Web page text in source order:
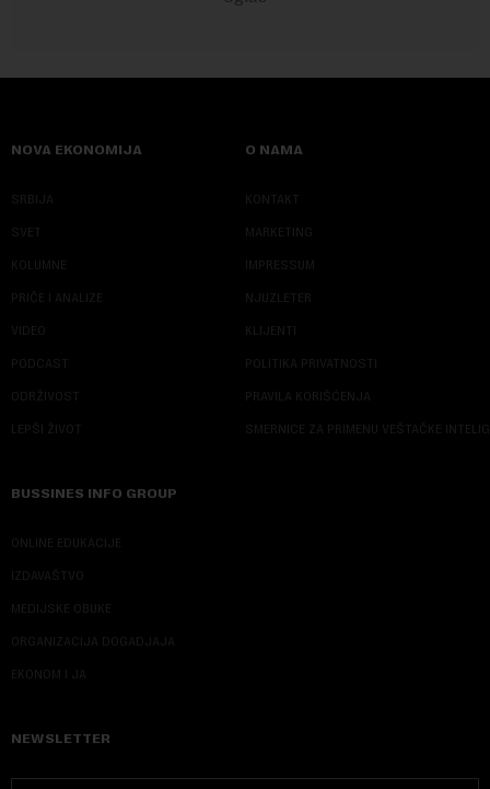
NOVA EKONOMIJA
SRBIJA
SVET
KOLUMNE
PRIČE I ANALIZE
VIDEO
PODCAST
ODRŽIVOST
LEPŠI ŽIVOT
O NAMA
KONTAKT
MARKETING
IMPRESSUM
NJUZLETER
KLIJENTI
POLITIKA PRIVATNOSTI
PRAVILA KORIŠĆENJA
SMERNICE ZA PRIMENU VEŠTAČKE
BUSSINES INFO GROUP
ONLINE EDUKACIJE
IZDAVAŠTVO
MEDIJSKE OBUKE
ORGANIZACIJA DOGADJAJA
EKONOM I JA
NEWSLETTER